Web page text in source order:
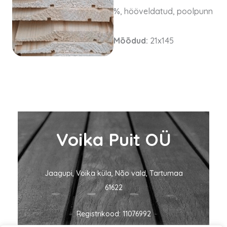
%, hööveldatud, poolpunn
Mõõdud: 21x145
Voika Puit OÜ
Jaagupi, Voika küla, Nõo vald, Tartumaa
61622
Registrikood: 11076992